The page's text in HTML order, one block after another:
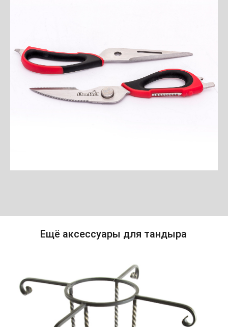
Ещё аксессуары для тандыра